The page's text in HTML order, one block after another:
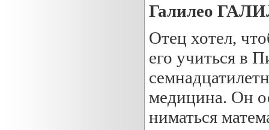
Галилео
Отец хотел,
его учиться в
медицина. Он
ниматься